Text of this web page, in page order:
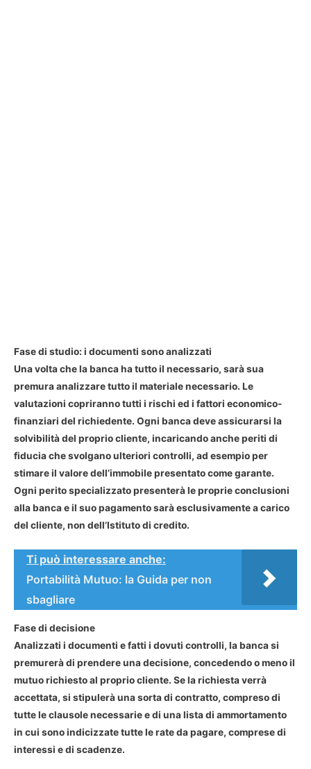
Fase di studio: i documenti sono analizzati
Una volta che la banca ha tutto il necessario, sarà sua
premura analizzare tutto il materiale necessario. Le
valutazioni copriranno tutti i rischi ed i fattori economico-
finanziari del richiedente. Ogni banca deve assicurarsi la
solvibilità del proprio cliente, incaricando anche periti di
fiducia che svolgano ulteriori controlli, ad esempio per
stimare il valore dell’immobile presentato come garante.
Ogni perito specializzato presenterà le proprie conclusioni
alla banca e il suo pagamento sarà esclusivamente a carico
del cliente, non dell’Istituto di credito.
Ti può interessare anche:
Portabilità Mutuo: la Guida per non
sbagliare
Fase di decisione
Analizzati i documenti e fatti i dovuti controlli, la banca si
premurerà di prendere una decisione, concedendo o meno il
mutuo richiesto al proprio cliente. Se la richiesta verrà
accettata, si stipulerà una sorta di contratto, compreso di
tutte le clausole necessarie e di una lista di ammortamento
in cui sono indicizzate tutte le rate da pagare, comprese di
interessi e di scadenze.